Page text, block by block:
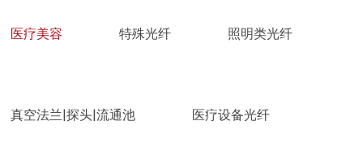
医疗美容 特殊光纤 照明类光纤
真空法兰|探头|流通池 医疗设备光纤